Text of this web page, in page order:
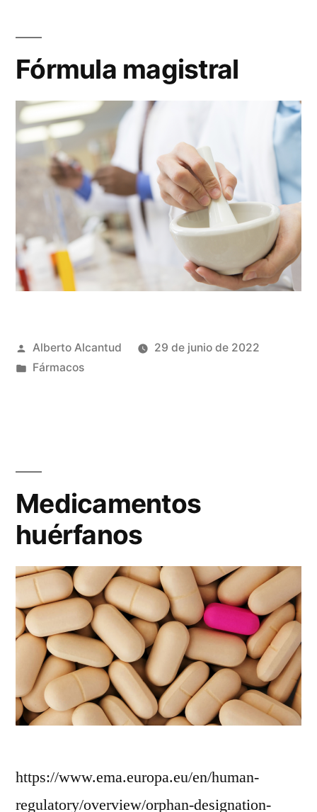
de
indicación
(fuera
de
ficha
técnica).»
Fórmula magistral
Publicado
por
Alberto Alcantud
29 de junio de 2022
Publicado
Fármacos
Medicamentos
huérfanos
https://www.ema.europa.eu/en/human-
regulatory/overview/orphan-designation-